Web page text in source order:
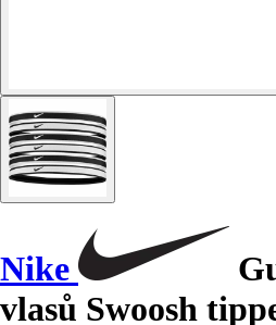
Nike
vlasů Swoosh